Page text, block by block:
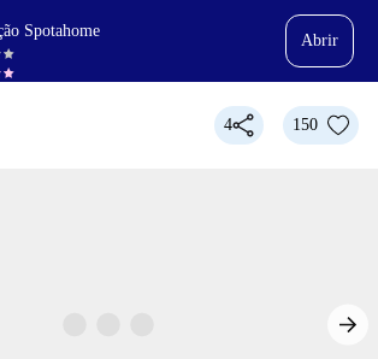
Spotahome
Abrir
4 150